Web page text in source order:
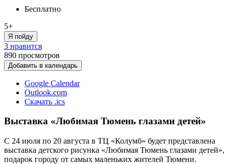
Бесплатно
5+
Я пойду
3 нравится
890 просмотров
Добавить в календарь
Google Calendar
Outlook.com
Скачать .ics
Выставка «Любимая Тюмень глазами детей»
С 24 июля по 20 августа в ТЦ «Колумб» будет представлена
выставка детского рисунка «Любимая Тюмень глазами детей»,
подарок городу от самых маленьких жителей Тюмени.